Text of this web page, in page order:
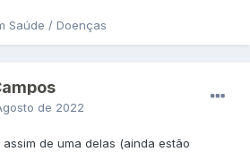
Saúde / Doenças
de 2022
de uma delas (ainda estão